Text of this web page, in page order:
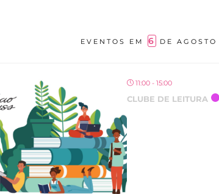
EVENTOS EM 6 DE AGOSTO
11:00 - 15:00
CLUBE DE LEITURA